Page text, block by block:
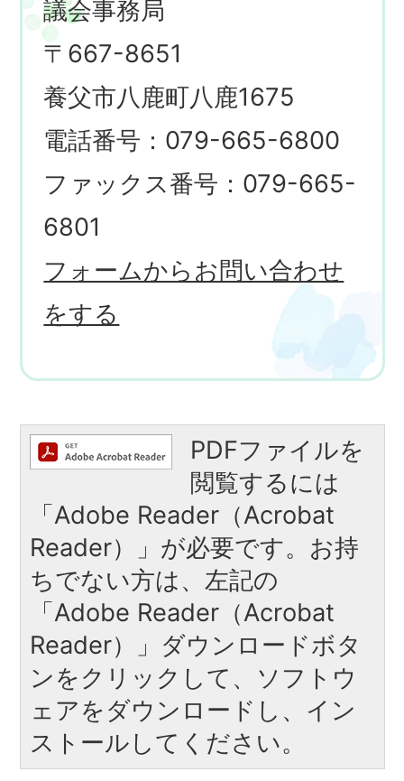
議会事務局
〒667-8651
養父市八鹿町八鹿1675
電話番号：079-665-6800
ファックス番号：079-665-
6801
フォームからお問い合わせ
をする
PDFファイルを
閲覧するには
「Adobe Reader（Acrobat
Reader）」が必要です。お持
ちでない方は、左記の
「Adobe Reader（Acrobat
Reader）」ダウンロードボタ
ンをクリックして、ソフトウ
ェアをダウンロードし、イン
ストールしてください。